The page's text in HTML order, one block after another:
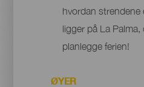
hvordan strendene
ligger på La
planlegge ferien!
ØYER